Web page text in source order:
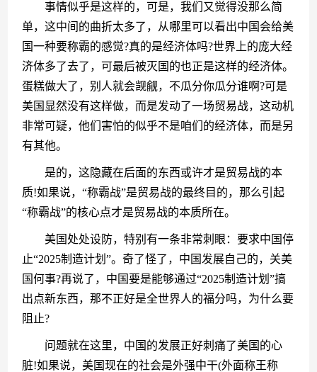
事情似乎是这样的，可是，我们又觉得没那么简
单，这中间的曲折太多了，从哪里可以看出中国会给美
国一种要称霸的感觉?真的是经济体吗?世界上的庞大经
济体多了去了，可最后被灭国的也正是这样的经济体。
蛋糕做大了，别人就会觊觎，不瓜分你瓜分谁啊?可是
美国显然没有这样做，而是发动了一场贸易战，这动机
非常可疑，他们害怕的似乎不是咱们的经济体，而是另
有其他。
是的，这隐藏在后面的东西或许才是贸易战的本
质!如果说，“称霸战”是贸易战的最终目的，那么引起
“称霸战”的核心点才是贸易战的本质所在。
美国处处设防，特别有一条非常刺眼：要求中国停
止“2025制造计划”。奇了怪了，中国发展自己的，关美
国何事?再说了，中国要是能够通过“2025制造计划”搞
出点新东西，那不正好是全世界人的福分吗，为什么要
阻止?
问题就在这里，中国的发展正好刺痛了美国的心
脏!如果说，美国现在的社会是外强中干(外面称王称